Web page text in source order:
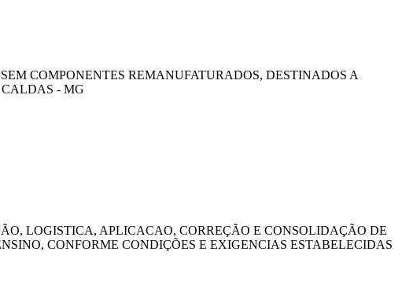
COMPONENTES REMANUFATURADOS, DESTINADOS A
- MG
LOGISTICA, APLICACAO, CORREÇÃO E CONSOLIDAÇÃO DE
CONFORME CONDIÇÕES E EXIGENCIAS ESTABELECIDAS